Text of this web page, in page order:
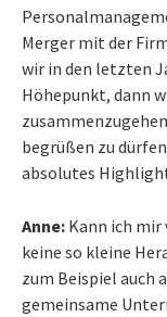
Merger mit der
wir in den letzten
Höhepunkt, dann
begrüßen zu
absolutes
Anne: Kann ich
keine so kleine
zum Beispiel auch
gemeinsame